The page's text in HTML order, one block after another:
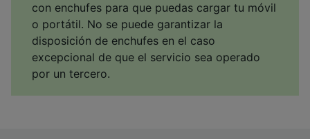
con enchufes para que puedas cargar tu móvil
o portátil. No se puede garantizar la
disposición de enchufes en el caso
excepcional de que el servicio sea operado
por un tercero.